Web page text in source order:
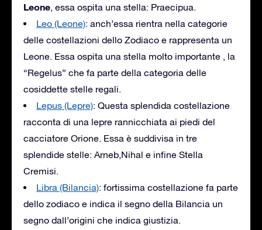
Leone, essa ospita una stella: Praecipua.
Leo (Leone): anch’essa rientra nella categorie
delle costellazioni dello Zodiaco e rappresenta un
Leone. Essa ospita una stella molto importante , la
“Regelus” che fa parte della categoria delle
cosiddette stelle regali.
Lepus (Lepre): Questa splendida costellazione
racconta di una lepre rannicchiata ai piedi del
cacciatore Orione. Essa è suddivisa in tre
splendide stelle: Arneb,Nihal e infine Stella
Cremisi.
Libra (Bilancia): fortissima costellazione fa parte
dello zodiaco e indica il segno della Bilancia un
segno dall’origini che indica giustizia.